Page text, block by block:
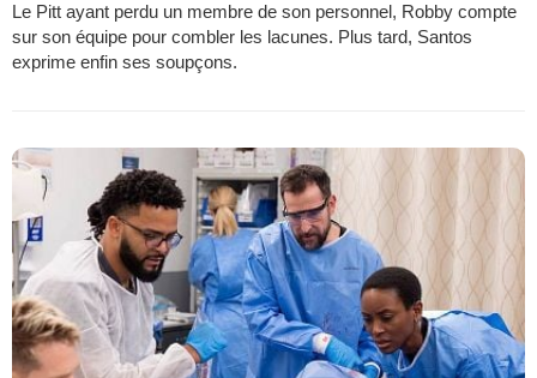
Le Pitt ayant perdu un membre de son personnel, Robby compte
sur son équipe pour combler les lacunes. Plus tard, Santos
exprime enfin ses soupçons.